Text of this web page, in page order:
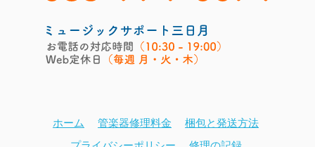
ホーム 管楽器修理料金
梱包と発送方法